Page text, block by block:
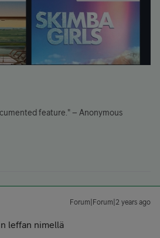
feature." – Anonymous
Forum|Forum|2 years ago
leffan nimellä